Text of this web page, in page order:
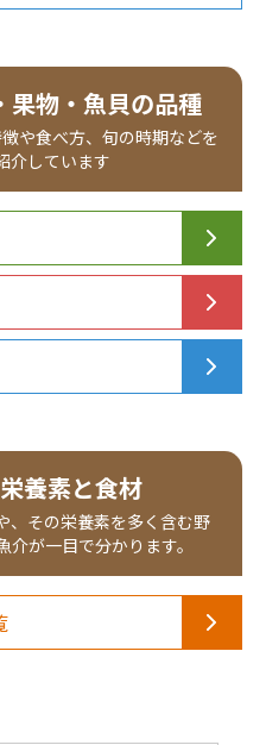
果物・魚貝の品種
や食べ方、 旬の時期などを
介しています
栄養素と食材
、その栄養素を多く含む野
介が一目で分かります。